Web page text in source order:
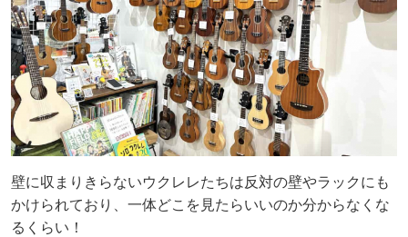
壁に収まりきらないウクレレたちは反対の壁やラックにも
かけられており、一体どこを見たらいいのか分からなくな
るくらい！